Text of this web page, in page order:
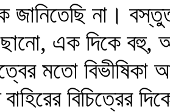
জানিতেছি না।
এক দিকে বহু,
মতো
বাহিরের বিচিত্রের